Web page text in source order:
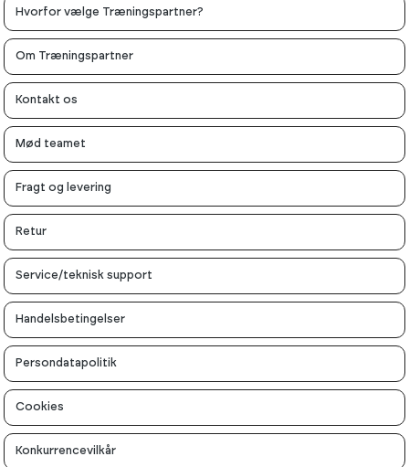
Hvorfor vælge Træningspartner?
Om Træningspartner
Kontakt os
Mød teamet
Fragt og levering
Retur
Service/teknisk support
Handelsbetingelser
Persondatapolitik
Cookies
Konkurrencevilkår